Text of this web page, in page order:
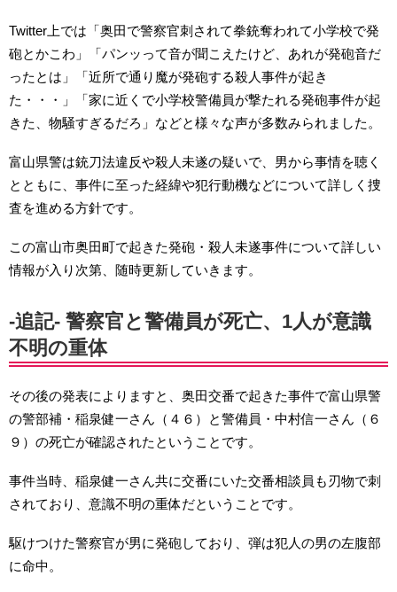
Twitter上では「奥田で警察官刺されて拳銃奪われて小学校で発
砲とかこわ」「パンッって音が聞こえたけど、あれが発砲音だ
ったとは」「近所で通り魔が発砲する殺人事件が起き
た・・・」「家に近くで小学校警備員が撃たれる発砲事件が起
きた、物騒すぎるだろ」などと様々な声が多数みられました。
富山県警は銃刀法違反や殺人未遂の疑いで、男から事情を聴く
とともに、事件に至った経緯や犯行動機などについて詳しく捜
査を進める方針です。
この富山市奥田町で起きた発砲・殺人未遂事件について詳しい
情報が入り次第、随時更新していきます。
-追記- 警察官と警備員が死亡、1人が意識
不明の重体
その後の発表によりますと、奥田交番で起きた事件で富山県警
の警部補・稲泉健一さん（４６）と警備員・中村信一さん（６
９）の死亡が確認されたということです。
事件当時、稲泉健一さん共に交番にいた交番相談員も刃物で刺
されており、意識不明の重体だということです。
駆けつけた警察官が男に発砲しており、弾は犯人の男の左腹部
に命中。